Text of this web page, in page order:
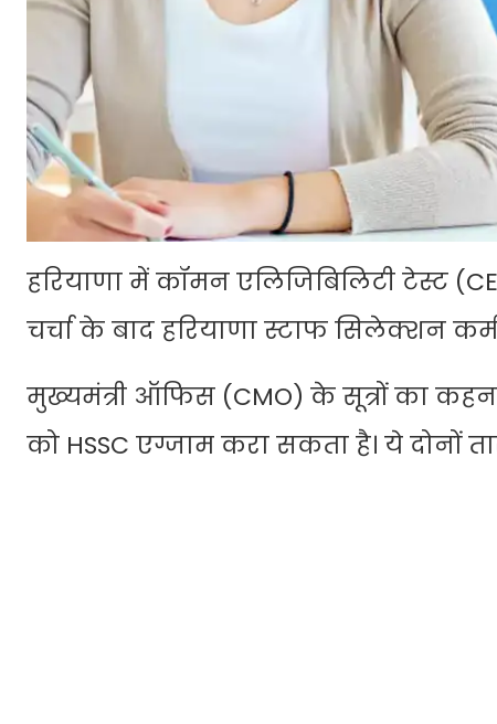
हरियाणा में कॉमन एलिजिबिलिटी टेस्ट
चर्चा के बाद हरियाणा स्टाफ सिलेक्शन
मुख्यमंत्री ऑफिस (CMO) के सूत्रों का
को HSSC एग्जाम करा सकता है। ये दोनों